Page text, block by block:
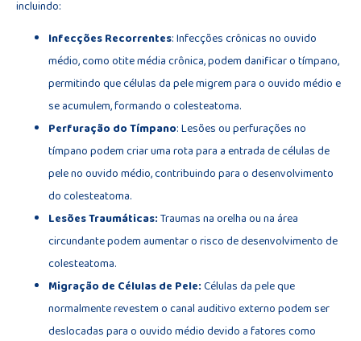
incluindo:
Infecções Recorrentes: Infecções crônicas no ouvido
médio, como otite média crônica, podem danificar o tímpano,
permitindo que células da pele migrem para o ouvido médio e
se acumulem, formando o colesteatoma.
Perfuração do Tímpano: Lesões ou perfurações no
tímpano podem criar uma rota para a entrada de células de
pele no ouvido médio, contribuindo para o desenvolvimento
do colesteatoma.
Lesões Traumáticas:Traumas na orelha ou na área
circundante podem aumentar o risco de desenvolvimento de
colesteatoma.
Migração de Células de Pele:Células da pele que
normalmente revestem o canal auditivo externo podem ser
deslocadas para o ouvido médio devido a fatores como